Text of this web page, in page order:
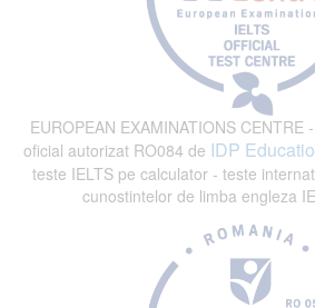
EUROPEAN EXAMINATIONS CENTRE
oficial autorizat RO084 de IDP
teste IELTS pe calculator - teste
cunostintelor de limba engleza